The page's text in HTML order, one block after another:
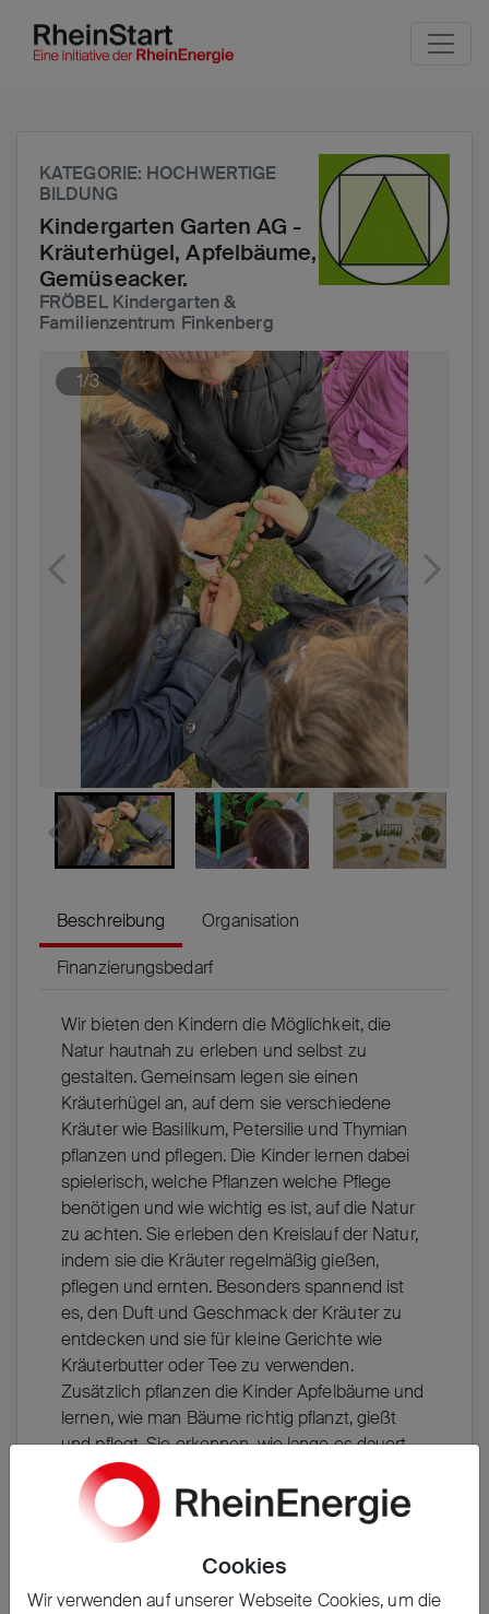
Seite
Cookies
Wir verwenden auf unserer Webseite Cookies, um die
KATEGORIE: HOCHWERTIGE
BILDUNG
Kindergarten Garten AG -
Kräuterhügel, Apfelbäume,
Gemüseacker.
FRÖBEL Kindergarten &
Familienzentrum Finkenberg
1/3
Beschreibung Organisation
Finanzierungsbedarf
Wir bieten den Kindern die Möglichkeit, die
Natur hautnah zu erleben und selbst zu
gestalten. Gemeinsam legen sie einen
Kräuterhügel an, auf dem sie verschiedene
Kräuter wie Basilikum, Petersilie und Thymian
pflanzen und pflegen. Die Kinder lernen dabei
spielerisch, welche Pflanzen welche Pflege
benötigen und wie wichtig es ist, auf die Natur
zu achten. Sie erleben den Kreislauf der Natur,
indem sie die Kräuter regelmäßig gießen,
pflegen und ernten. Besonders spannend ist
es, den Duft und Geschmack der Kräuter zu
entdecken und sie für kleine Gerichte wie
Kräuterbutter oder Tee zu verwenden.
Zusätzlich pflanzen die Kinder Apfelbäume und
lernen, wie man Bäume richtig pflanzt, gießt
und pflegt. Sie erkennen, wie lange es dauert,
bis die Bäume Früchte tragen und wie wichtig
Geduld ist. So werden die Kinder zu aktiven
Gestaltern ihrer Umwelt. Die Garten AG fördert
das Umweltbewusstsein, stärkt das
Verantwortungsgefühl und verbindet
praktisches Lernen mit Freude an der Natur.